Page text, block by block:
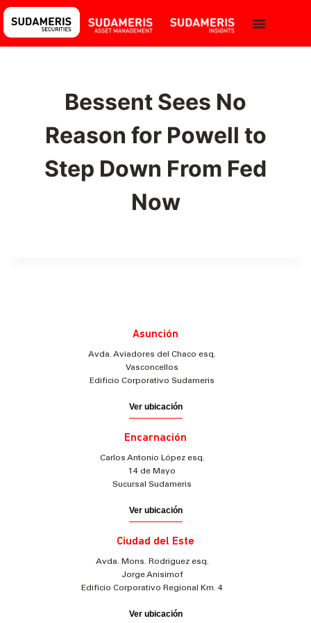
Bessent Sees No
Reason for Powell to
Step Down From Fed
Now
Asunción
Avda. Aviadores del Chaco esq.
Vasconcellos
Edificio Corporativo Sudameris
Ver ubicación
Encarnación
Carlos Antonio López esq.
14 de Mayo
Sucursal Sudameris
Ver ubicación
Ciudad del Este
Avda. Mons. Rodriguez esq.
Jorge Anisimof
Edificio Corporativo Regional Km. 4
Ver ubicación